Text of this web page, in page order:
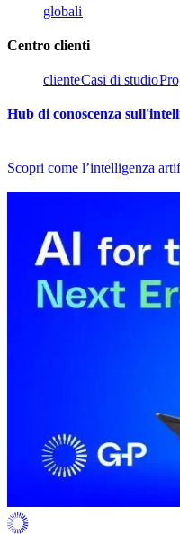
globali​​
Centro clienti​​
cliente​​Casi di studio​​
Hub di conoscenza
Scopri come l’intelligenza